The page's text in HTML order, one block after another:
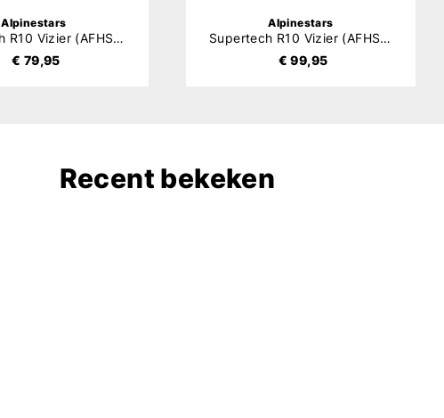
Alpinestars
Supertech R10 Vizier (AFHS-01)
€ 79,95
Alpinestars
Supertech R10 Vizier (AFHS-01)
€ 99,95
Recent bekeken